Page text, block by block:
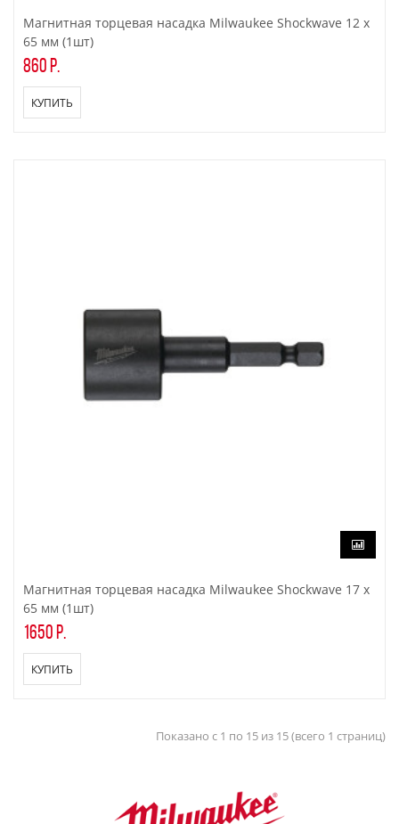
Магнитная торцевая насадка Milwaukee Shockwave 12 x
65 мм (1шт)
860 р.
КУПИТЬ
Магнитная торцевая насадка Milwaukee Shockwave 17 x
65 мм (1шт)
1650 р.
КУПИТЬ
Показано с 1 по 15 из 15 (всего 1 страниц)